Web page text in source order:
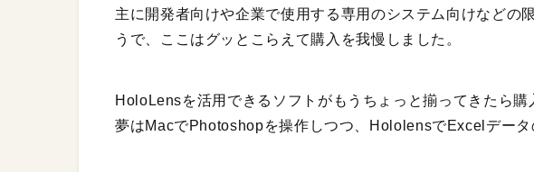
主に開発者向けや企業で使用する専用のシステム向けなどの
うで、ここはグッとこらえて購入を我慢しました。
HoloLensを活用できるソフトがもうちょっと揃ってきたら
夢はMacでPhotoshopを操作しつつ、HololensでExcelデータ